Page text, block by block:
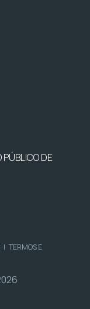
PÚBLICO DE
| TERMOS E